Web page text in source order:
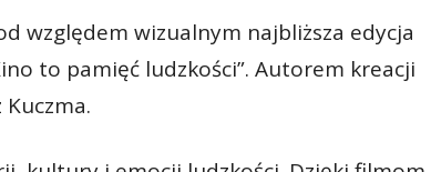
względem wizualnym najbliższa edycja
to pamięć ludzkości”. Autorem kreacji